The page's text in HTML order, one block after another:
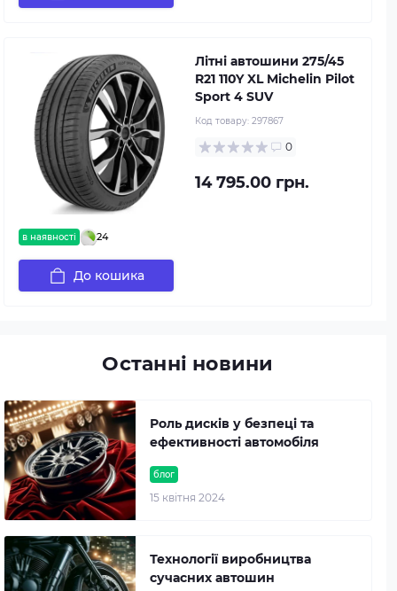
в наявності 24
Літні автошини 275/45
R21 110Y XL Michelin Pilot
Sport 4 SUV
Код товару: 297867
0
14 795.00 грн.
До кошика
Останні новини
блог
15 квітня 2024
Роль дисків у безпеці та
ефективності автомобіля
Технології виробництва
сучасних автошин